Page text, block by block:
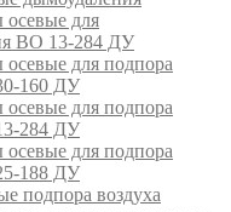
осевые для
ВО 13-284 ДУ
для подпора
160 ДУ
для подпора
284 ДУ
для подпора
188 ДУ
подпора воздуха